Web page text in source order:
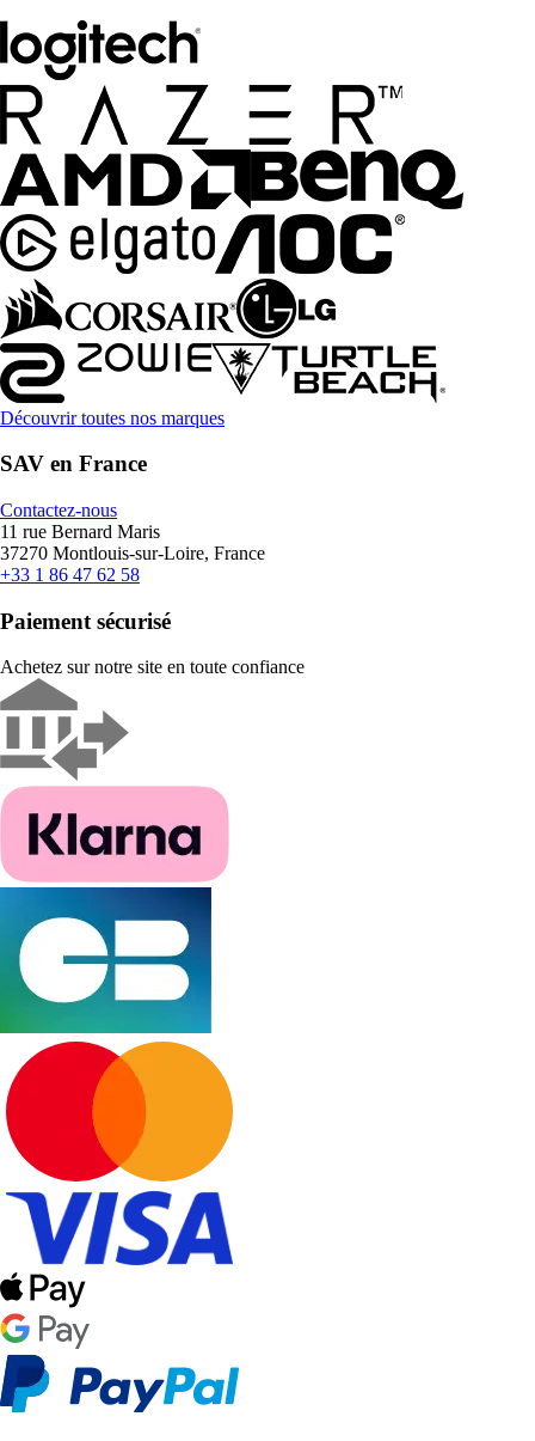
Découvrir toutes nos marques
SAV en France
Contactez-nous
11 rue Bernard Maris
37270 Montlouis-sur-Loire, France
+33 1 86 47 62 58
Paiement sécurisé
Achetez sur notre site en toute confiance